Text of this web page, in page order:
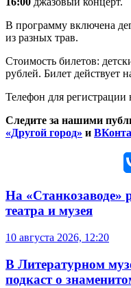
В программу включена
из разных трав.
Стоимость билетов:
рублей. Билет действует
Телефон для
Следите за нашими
«Другой город» и
На «Станкозаводе»
театра и музея
10 августа 2026, 12:20
В Литературном
подкаст о